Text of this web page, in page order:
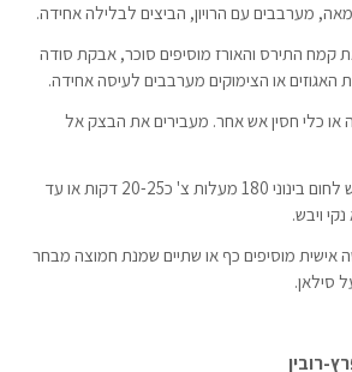
מערבבים עם הרויון, הביצים לבלילה אחידה.
קמח התירס והאורז מוסיפים סוכר, אבקת סודה
האגוזים או הצימוקים מערבבים לעיסה אחידה.
או כלי חסין אש אחר. מעבירים את הבצק אל
אופים בתנור שחומם מראש לחום בינוני 180 מעלות צ' כ20-25 דקות או עד
ויבש.
אישית מוסיפים כף או שתיים שמנת חמוצה מבחר
סילאן.
רובין